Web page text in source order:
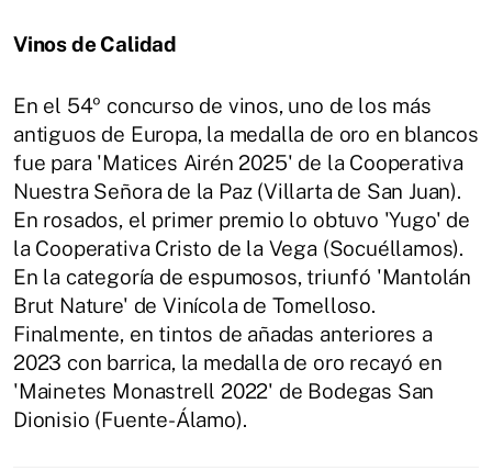
Vinos de Calidad
En el 54º concurso de vinos, uno de los más
antiguos de Europa, la medalla de oro en blancos
fue para 'Matices Airén 2025' de la Cooperativa
Nuestra Señora de la Paz (Villarta de San Juan).
En rosados, el primer premio lo obtuvo 'Yugo' de
la Cooperativa Cristo de la Vega (Socuéllamos).
En la categoría de espumosos, triunfó 'Mantolán
Brut Nature' de Vinícola de Tomelloso.
Finalmente, en tintos de añadas anteriores a
2023 con barrica, la medalla de oro recayó en
'Mainetes Monastrell 2022' de Bodegas San
Dionisio (Fuente-Álamo).